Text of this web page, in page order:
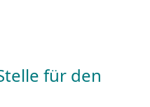
für den